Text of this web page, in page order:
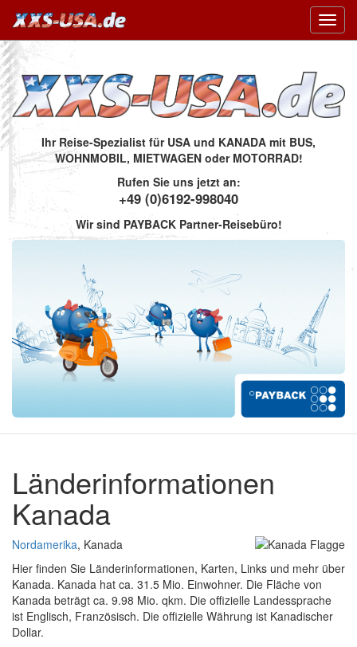
Ihr Reise-Spezialist für USA und KANADA mit BUS,
WOHNMOBIL, MIETWAGEN oder MOTORRAD!
Rufen Sie uns jetzt an:
+49 (0)6192-998040
Wir sind PAYBACK Partner-Reisebüro!
Länderinformationen
Kanada
Nordamerika, Kanada
Hier finden Sie Länderinformationen, Karten, Links und mehr über
Kanada. Kanada hat ca. 31.5 Mio. Einwohner. Die Fläche von
Kanada beträgt ca. 9.98 Mio. qkm. Die offizielle Landessprache
ist Englisch, Französisch. Die offizielle Währung ist Kanadischer
Dollar.